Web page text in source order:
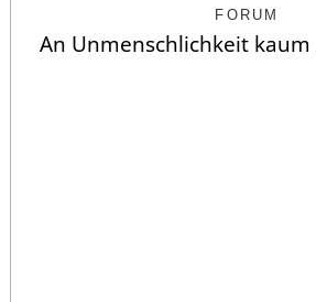
FORUM
An Unmenschlichkeit